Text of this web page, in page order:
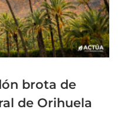
brota de
de Orihuela